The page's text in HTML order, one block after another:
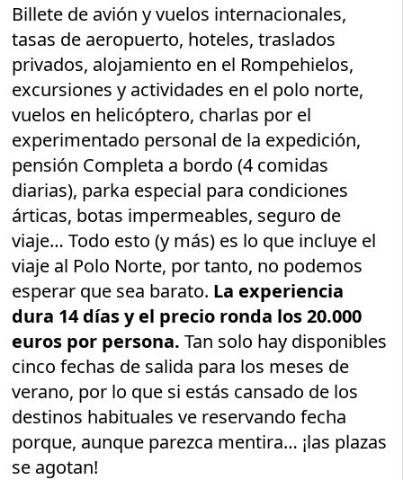
Billete de avión y vuelos internacionales,
tasas de aeropuerto, hoteles, traslados
privados, alojamiento en el Rompehielos,
excursiones y actividades en el polo norte,
vuelos en helicóptero, charlas por el
experimentado personal de la expedición,
pensión Completa a bordo (4 comidas
diarias), parka especial para condiciones
árticas, botas impermeables, seguro de
viaje… Todo esto (y más) es lo que incluye el
viaje al Polo Norte, por tanto, no podemos
esperar que sea barato. La experiencia
dura 14 días y el precio ronda los 20.000
euros por persona. Tan solo hay disponibles
cinco fechas de salida para los meses de
verano, por lo que si estás cansado de los
destinos habituales ve reservando fecha
porque, aunque parezca mentira… ¡las plazas
se agotan!